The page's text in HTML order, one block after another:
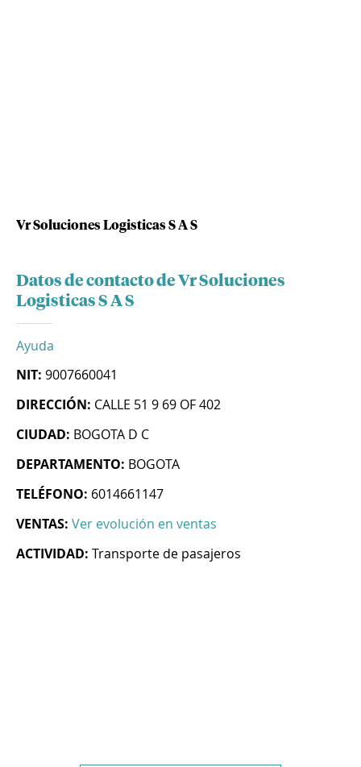
Vr Soluciones Logisticas S A S
Datos de contacto de Vr Soluciones
Logisticas S A S
Ayuda
NIT: 9007660041
DIRECCIÓN: CALLE 51 9 69 OF 402
CIUDAD: BOGOTA D C
DEPARTAMENTO: BOGOTA
TELÉFONO: 6014661147
VENTAS: Ver evolución en ventas
ACTIVIDAD: Transporte de pasajeros